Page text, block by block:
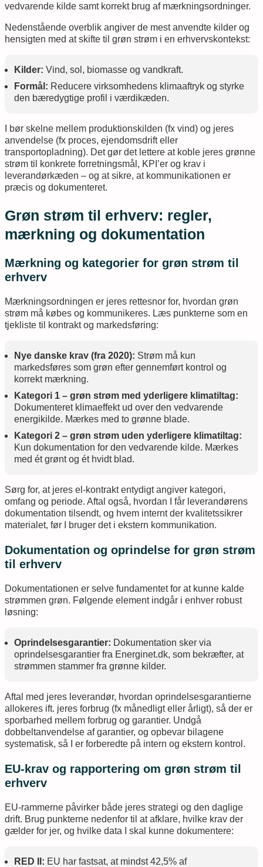
vedvarende kilde samt korrekt brug af mærkningsordninger.
Nedenstående overblik angiver de mest anvendte kilder og
hensigten med at skifte til grøn strøm i en erhvervskontekst:
Kilder: Vind, sol, biomasse og vandkraft.
Formål: Reducere virksomhedens klimaaftryk og styrke
den bæredygtige profil i værdikæden.
I bør skelne mellem produktionskilden (fx vind) og jeres
anvendelse (fx proces, ejendomsdrift eller
transportopladning). Det gør det lettere at koble jeres grønne
strøm til konkrete forretningsmål, KPI’er og krav i
leverandørkæden – og at sikre, at kommunikationen er
præcis og dokumenteret.
Grøn strøm til erhverv: regler,
mærkning og dokumentation
Mærkning og kategorier for grøn strøm til
erhverv
Mærkningsordningen er jeres rettesnor for, hvordan grøn
strøm må købes og kommunikeres. Læs punkterne som en
tjekliste til kontrakt og markedsføring:
Nye danske krav (fra 2020): Strøm må kun
markedsføres som grøn efter gennemført kontrol og
korrekt mærkning.
Kategori 1 – grøn strøm med yderligere klimatiltag:
Dokumenteret klimaeffekt ud over den vedvarende
energikilde. Mærkes med to grønne blade.
Kategori 2 – grøn strøm uden yderligere klimatiltag:
Kun dokumentation for den vedvarende kilde. Mærkes
med ét grønt og ét hvidt blad.
Sørg for, at jeres el-kontrakt entydigt angiver kategori,
omfang og periode. Aftal også, hvordan I får leverandørens
dokumentation tilsendt, og hvem internt der kvalitetssikrer
materialet, før I bruger det i ekstern kommunikation.
Dokumentation og oprindelse for grøn strøm
til erhverv
Dokumentationen er selve fundamentet for at kunne kalde
strømmen grøn. Følgende element indgår i enhver robust
løsning:
Oprindelsesgarantier: Dokumentation sker via
oprindelsesgarantier fra Energinet.dk, som bekræfter, at
strømmen stammer fra grønne kilder.
Aftal med jeres leverandør, hvordan oprindelsesgarantierne
allokeres ift. jeres forbrug (fx månedligt eller årligt), så der er
sporbarhed mellem forbrug og garantier. Undgå
dobbeltanvendelse af garantier, og opbevar bilagene
systematisk, så I er forberedte på intern og ekstern kontrol.
EU-krav og rapportering om grøn strøm til
erhverv
EU-rammerne påvirker både jeres strategi og den daglige
drift. Brug punkterne nedenfor til at afklare, hvilke krav der
gælder for jer, og hvilke data I skal kunne dokumentere:
RED II: EU har fastsat, at mindst 42,5% af